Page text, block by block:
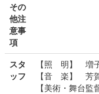
その
他注
意事
項
スタ
ッフ
【照 明】 増
【音 楽】 芳
【美術・舞台